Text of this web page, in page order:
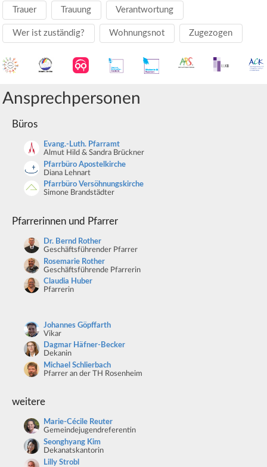
Trauer Trauung Verantwortung
Wer ist zuständig? Wohnungsnot Zugezogen
Ansprechpersonen
Büros
Evang.-Luth. Pfarramt
Almut Hild & Sandra Brückner
Pfarrbüro Apostelkirche
Diana Lehnart
Pfarrbüro Versöhnungskirche
Simone Brandstädter
Pfarrerinnen und Pfarrer
Dr. Bernd Rother
Geschäftsführender Pfarrer
Rosemarie Rother
Geschäftsführende Pfarrerin
Claudia Huber
Pfarrerin
Johannes Göpffarth
Vikar
Dagmar Häfner-Becker
Dekanin
Michael Schlierbach
Pfarrer an der TH Rosenheim
weitere
Marie-Cécile Reuter
Gemeindejugendreferentin
Seonghyang Kim
Dekanatskantorin
Lilly Strobl